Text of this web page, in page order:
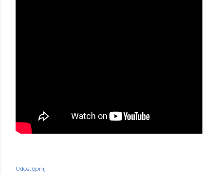
Udostępnij